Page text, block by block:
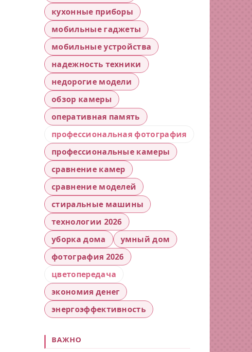
кухонные приборы
мобильные гаджеты
мобильные устройства
надежность техники
недорогие модели
обзор камеры
оперативная память
профессиональная фотография
профессиональные камеры
сравнение камер
сравнение моделей
стиральные машины
технологии 2026
уборка дома
умный дом
фотография 2026
цветопередача
экономия денег
энергоэффективность
ВАЖНО